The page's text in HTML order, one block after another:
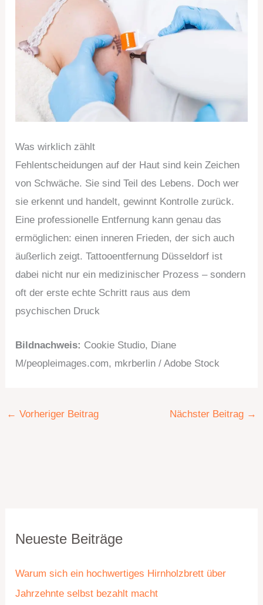
Was wirklich zählt
Fehlentscheidungen auf der Haut sind kein Zeichen
von Schwäche. Sie sind Teil des Lebens. Doch wer
sie erkennt und handelt, gewinnt Kontrolle zurück.
Eine professionelle Entfernung kann genau das
ermöglichen: einen inneren Frieden, der sich auch
äußerlich zeigt. Tattooentfernung Düsseldorf ist
dabei nicht nur ein medizinischer Prozess – sondern
oft der erste echte Schritt raus aus dem
psychischen Druck
Bildnachweis: Cookie Studio, Diane
M/peopleimages.com, mkrberlin / Adobe Stock
← Vorheriger Beitrag Nächster Beitrag →
Neueste Beiträge
Warum sich ein hochwertiges Hirnholzbrett über
Jahrzehnte selbst bezahlt macht
a
e
g
r
h
i